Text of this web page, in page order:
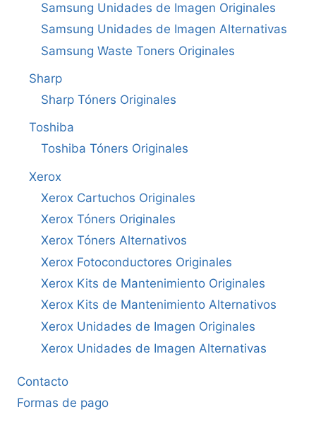
Samsung Unidades de Imagen Originales
Samsung Unidades de Imagen Alternativas
Samsung Waste Toners Originales
Sharp
Sharp Tóners Originales
Toshiba
Toshiba Tóners Originales
Xerox
Xerox Cartuchos Originales
Xerox Tóners Originales
Xerox Tóners Alternativos
Xerox Fotoconductores Originales
Xerox Kits de Mantenimiento Originales
Xerox Kits de Mantenimiento Alternativos
Xerox Unidades de Imagen Originales
Xerox Unidades de Imagen Alternativas
Contacto
Formas de pago